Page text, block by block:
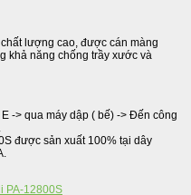
lượng cao, được cán màng
khả năng chống trầy xước và
-> qua máy dập ( bế) -> Đến công
được sản xuất 100% tại dây